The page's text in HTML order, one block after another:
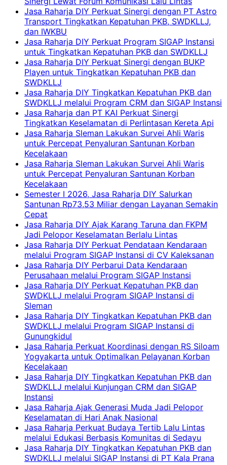
Jasa Raharja DIY Perkuat Sinergi dengan PT Astro
Transport Tingkatkan Kepatuhan PKB, SWDKLLJ,
dan IWKBU
Jasa Raharja DIY Perkuat Program SIGAP Instansi
untuk Tingkatkan Kepatuhan PKB dan SWDKLLJ
Jasa Raharja DIY Perkuat Sinergi dengan BUKP
Playen untuk Tingkatkan Kepatuhan PKB dan
SWDKLLJ
Jasa Raharja DIY Tingkatkan Kepatuhan PKB dan
SWDKLLJ melalui Program CRM dan SIGAP Instansi
Jasa Raharja dan PT KAI Perkuat Sinergi
Tingkatkan Keselamatan di Perlintasan Kereta Api
Jasa Raharja Sleman Lakukan Survei Ahli Waris
untuk Percepat Penyaluran Santunan Korban
Kecelakaan
Jasa Raharja Sleman Lakukan Survei Ahli Waris
untuk Percepat Penyaluran Santunan Korban
Kecelakaan
Semester I 2026, Jasa Raharja DIY Salurkan
Santunan Rp73,53 Miliar dengan Layanan Semakin
Cepat
Jasa Raharja DIY Ajak Karang Taruna dan FKPM
Jadi Pelopor Keselamatan Berlalu Lintas
Jasa Raharja DIY Perkuat Pendataan Kendaraan
melalui Program SIGAP Instansi di CV Kaleksanan
Jasa Raharja DIY Perbarui Data Kendaraan
Perusahaan melalui Program SIGAP Instansi
Jasa Raharja DIY Perkuat Kepatuhan PKB dan
SWDKLLJ melalui Program SIGAP Instansi di
Sleman
Jasa Raharja DIY Tingkatkan Kepatuhan PKB dan
SWDKLLJ melalui Program SIGAP Instansi di
Gunungkidul
Jasa Raharja Perkuat Koordinasi dengan RS Siloam
Yogyakarta untuk Optimalkan Pelayanan Korban
Kecelakaan
Jasa Raharja DIY Tingkatkan Kepatuhan PKB dan
SWDKLLJ melalui Kunjungan CRM dan SIGAP
Instansi
Jasa Raharja Ajak Generasi Muda Jadi Pelopor
Keselamatan di Hari Anak Nasional
Jasa Raharja Perkuat Budaya Tertib Lalu Lintas
melalui Edukasi Berbasis Komunitas di Sedayu
Jasa Raharja DIY Tingkatkan Kepatuhan PKB dan
SWDKLLJ melalui SIGAP Instansi di PT Kala Prana